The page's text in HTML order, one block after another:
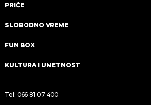
PRIČE
SLOBODNO VREME
FUN BOX
KULTURA I UMETNOST
Tel: 066 81 07 400